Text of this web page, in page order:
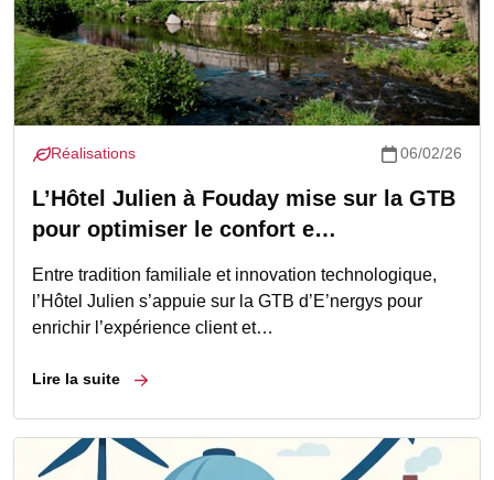
Réalisations 06/02/26
L’Hôtel Julien à Fouday mise sur la GTB
pour optimiser le confort e…
Entre tradition familiale et innovation technologique,
l’Hôtel Julien s’appuie sur la GTB d’E’nergys pour
enrichir l’expérience client et…
Lire la suite